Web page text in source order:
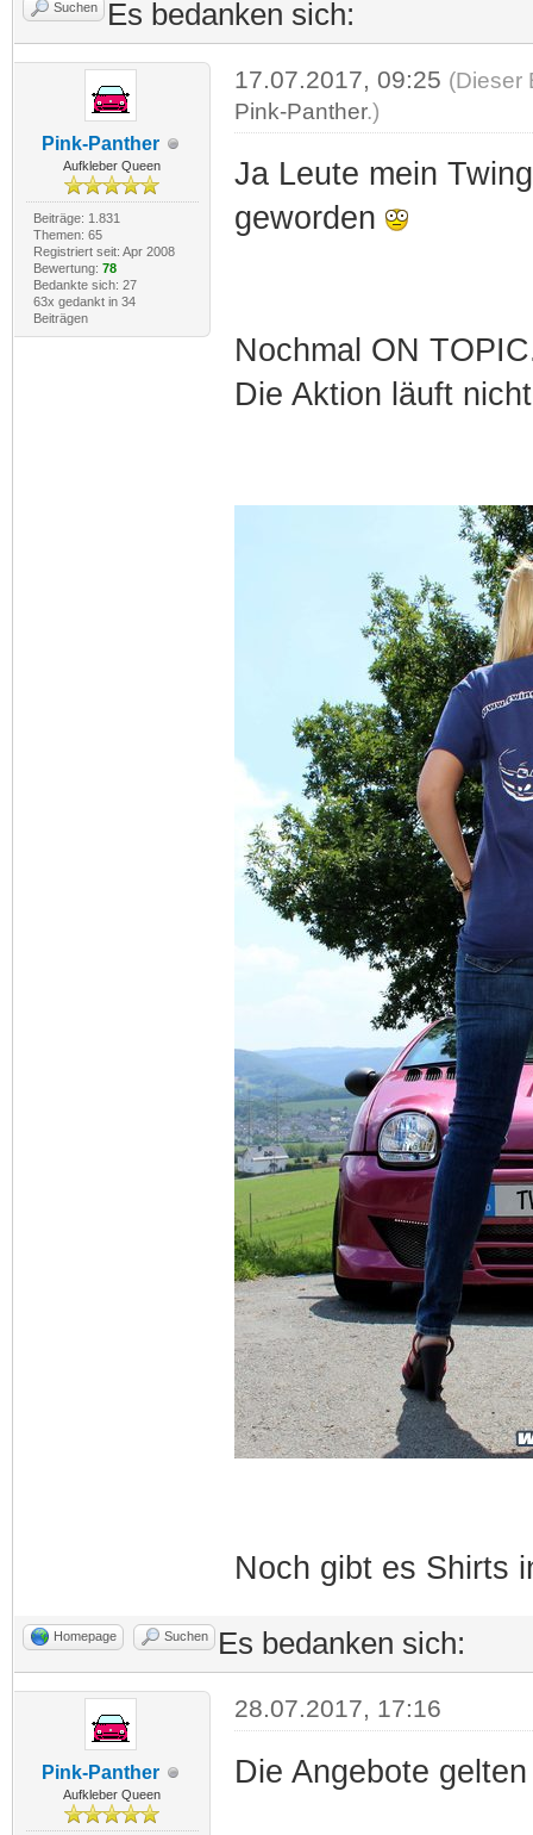
Suchen Es bedanken sich:
Pink-Panther
Aufkleber Queen
Beiträge: 1.831
Themen: 65
Registriert seit: Apr 2008
Bewertung: 78
Bedankte sich: 27
63x gedankt in 34
Beiträgen
17.07.2017, 09:25 (Dieser
Pink-Panther.)
Ja Leute mein
geworden
Nochmal ON
Die Aktion läuft
Noch gibt es Shirts
Homepage Suchen Es bedanken sich:
Pink-Panther
Aufkleber Queen
28.07.2017, 17:16
Die Angebote